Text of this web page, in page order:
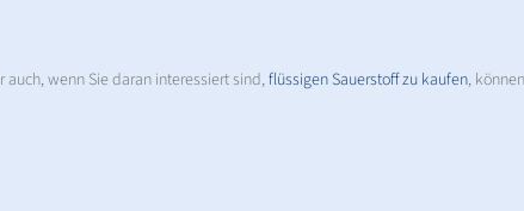
auch, wenn Sie daran interessiert sind,flüssigen Sauerstoff zu kaufen,